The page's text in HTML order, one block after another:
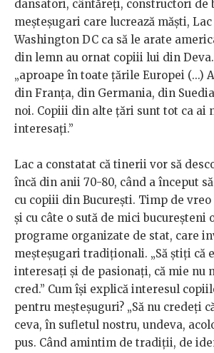
dansatori, cântăreți, constructori de
meșteșugari care lucrează măști,
Washington DC ca să le arate
din lemn au ornat copiii lui din
„aproape în toate țările Europei (...)
din Franța, din Germania, din
noi. Copiii din alte țări sunt tot ca ai
interesați.”
Lac a constatat că tinerii vor să
încă din anii 70-80, când a început
cu copiii din București. Timp de vreo
și cu câte o sută de mici bucureșteni
programe organizate de stat, care
meșteșugari tradiționali. „Să știți că
interesați și de pasionați, că mie nu
cred.” Cum își explică interesul
pentru meșteșuguri? „Să nu credeți
ceva, în sufletul nostru, undeva,
pus. Când amintim de tradiții, de